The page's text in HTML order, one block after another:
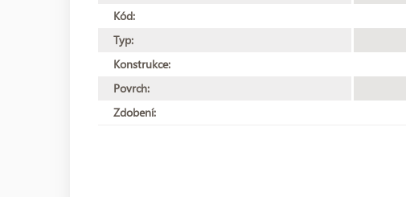
Kód:
Typ:
Konstrukce:
Povrch:
Zdobení: